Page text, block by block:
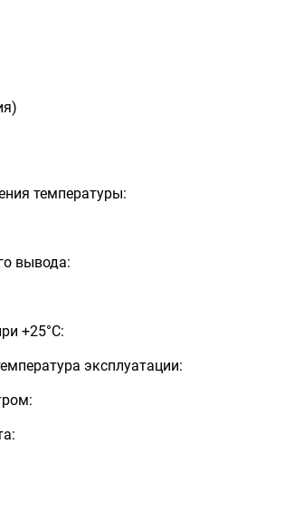
температуры:
вывода:
+25°С:
эксплуатации: